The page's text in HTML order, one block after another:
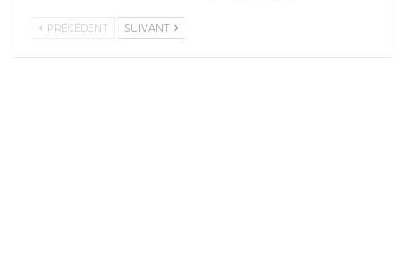
PRÉCÉDENT SUIVANT